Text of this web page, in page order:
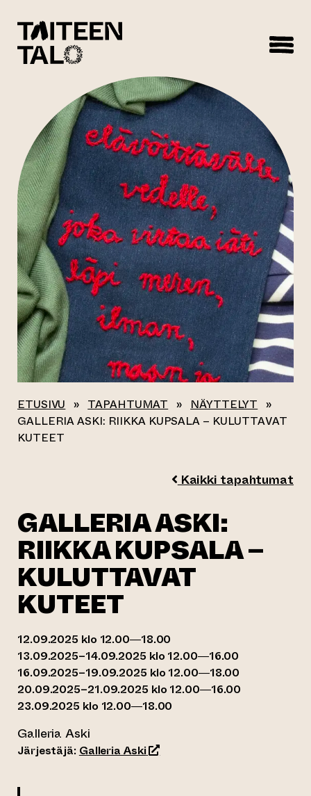
ETUSIVU » TAPAHTUMAT » NÄYTTELYT »
GALLERIA ASKI: RIIKKA KUPSALA – KULUTTAVAT
KUTEET
Kaikki tapahtumat
GALLERIA ASKI:
RIIKKA KUPSALA –
KULUTTAVAT
KUTEET
12.09.2025 klo 12.00—18.00
13.09.2025–14.09.2025 klo 12.00—16.00
16.09.2025–19.09.2025 klo 12.00—18.00
20.09.2025–21.09.2025 klo 12.00—16.00
23.09.2025 klo 12.00—18.00
Galleria Aski
Järjestäjä: Galleria Aski(siirtyy toiseen